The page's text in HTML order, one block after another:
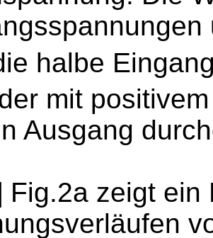
halbe
mit
Ausgang
Fig.2a zeigt ein